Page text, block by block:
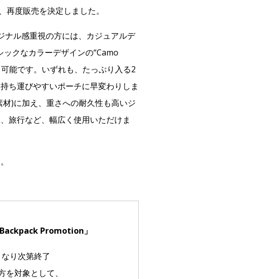
度販売を決定しました。
ナル感重視の方には、カジュアルデ
クなカラーデザインの“Camo
能です。いずれも、たっぷり入る2
ち運びやすいポーチに早変わりしま
)に加え、重さへの耐久性も高いジ
旅行など、幅広く使用いただけま
Promotion」
り次第終了
対象として、